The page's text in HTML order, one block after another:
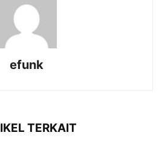
efunk
TERKAIT